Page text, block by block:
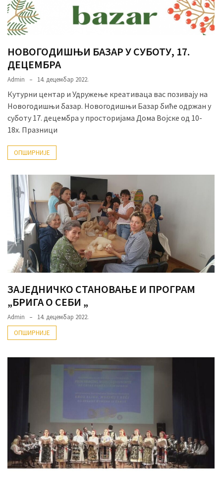
НОВОГОДИШЊИ БАЗАР У СУБОТУ, 17.
ДЕЦЕМБРА
Admin 14. децембар 2022.
Кутурни центар и Удружење креативаца вас позивају на
Новогодишњи базар. Новогодишњи Базар биће одржан у
суботу 17. децембра у просторијама Дома Војске од 10-
18х. Празници
ОПШИРНИЈЕ
ЗАЈЕДНИЧКО СТАНОВАЊЕ И ПРОГРАМ
„БРИГА О СЕБИ „
Admin
14. децембар 2022.
ОПШИРНИЈЕ